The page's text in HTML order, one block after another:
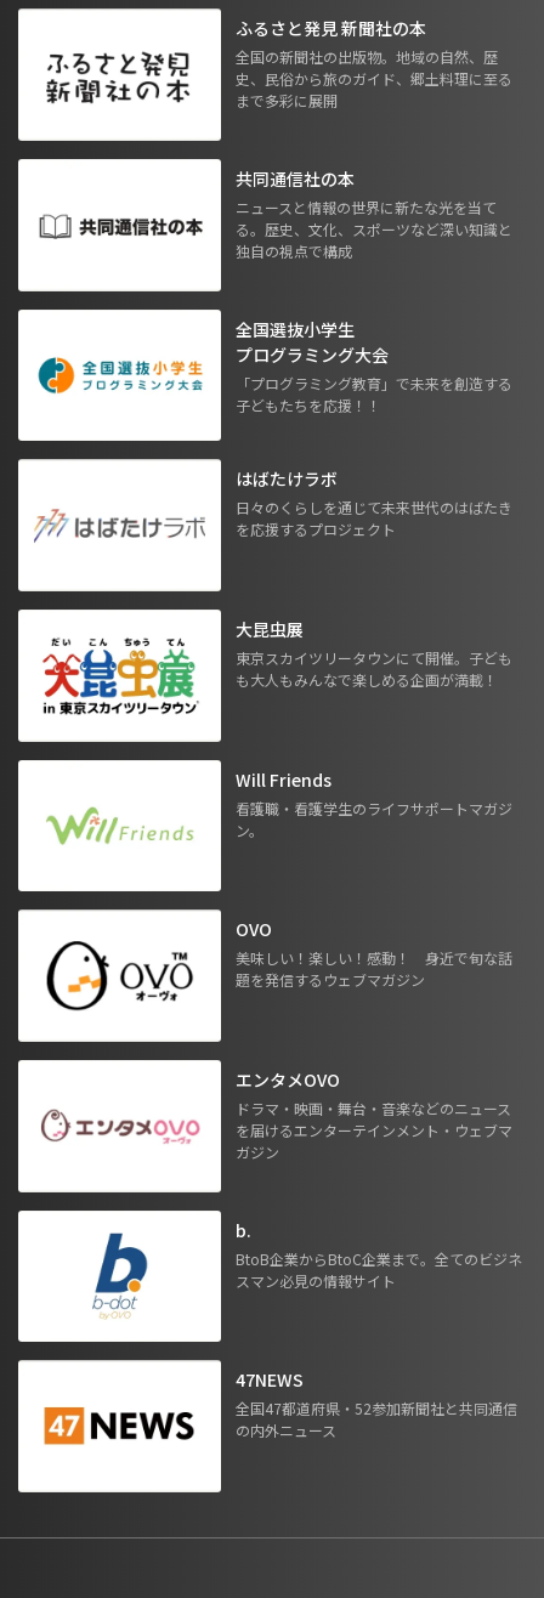
ふるさと発見 新聞社の本
全国の新聞社の出版物。地域の自然、歴
史、民俗から旅のガイド、郷土料理に至る
まで多彩に展開
共同通信社の本
ニュースと情報の世界に新たな光を当て
る。歴史、文化、スポーツなど深い知識と
独自の視点で構成
全国選抜小学生
プログラミング大会
「プログラミング教育」で未来を創造する
子どもたちを応援！！
はばたけラボ
日々のくらしを通じて未来世代のはばたき
を応援するプロジェクト
大昆虫展
東京スカイツリータウンにて開催。子ども
も大人もみんなで楽しめる企画が満載！
Will Friends
看護職・看護学生のライフサポートマガジ
ン。
OVO
美味しい！楽しい！感動！ 身近で旬な話
題を発信するウェブマガジン
エンタメOVO
ドラマ・映画・舞台・音楽などのニュース
を届けるエンターテインメント・ウェブマ
ガジン
b.
BtoB企業からBtoC企業まで。全てのビジネ
スマン必見の情報サイト
47NEWS
全国47都道府県・52参加新聞社と共同通信
の内外ニュース